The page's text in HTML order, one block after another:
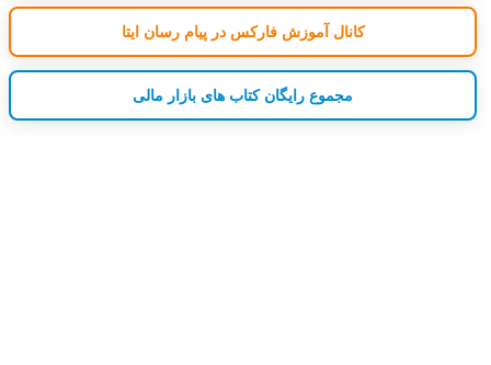
کانال آموزش فارکس در پیام رسان ایتا
مجموع رایگان کتاب های بازار مالی